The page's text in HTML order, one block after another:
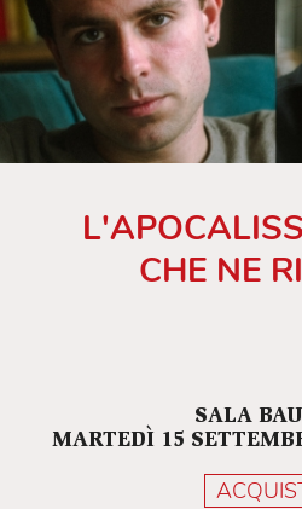
CHE NE
SALA
MARTEDÌ 15